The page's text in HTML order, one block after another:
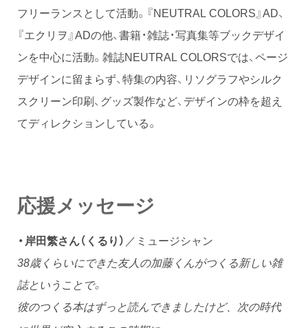
フリーランスとして活動。『NEUTRAL COLORS』AD、
『エクリヲ』ADの他、書籍・雑誌・写真集等ブックデザイ
ンを中心に活動。雑誌NEUTRAL COLORSでは、ページ
デザインに留まらず、特集の内容、リソグラフやシルク
スクリーン印刷、グッズ製作など、デザインの枠を超え
てディレクションしている。
応援メッセージ
・岸田繁さん（くるり） ／ミュージシャン
38歳くらいにできた友人の加藤くんがつくる新しい雑
誌ということで。
彼のつくる本はずっと読んできましたけど、次の時代